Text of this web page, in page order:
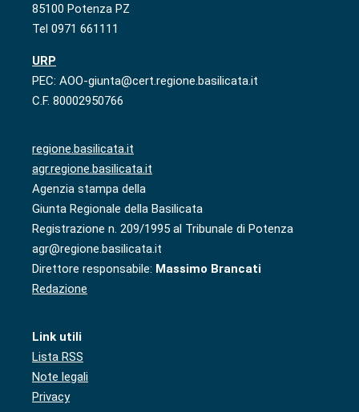
85100 Potenza PZ
Tel 0971 661111
URP
PEC: AOO-giunta@cert.regione.basilicata.it
C.F. 80002950766
regione.basilicata.it
agr.regione.basilicata.it
Agenzia stampa della
Giunta Regionale della Basilicata
Registrazione n. 209/1995 al Tribunale di Potenza
agr@regione.basilicata.it
Direttore responsabile: Massimo Brancati
Redazione
Link utili
Lista RSS
Note legali
Privacy